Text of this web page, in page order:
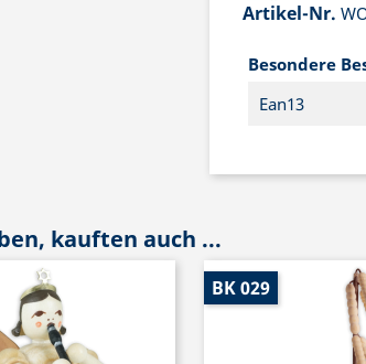
Artikel-Nr.
Besondere
Ean13
kauften auch ...
BK 029